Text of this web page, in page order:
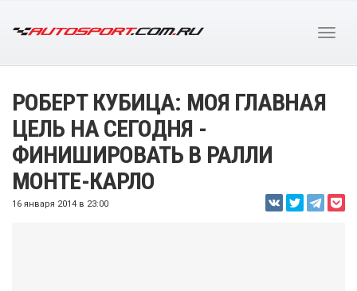
РОБЕРТ КУБИЦА: МОЯ ГЛАВНАЯ
ЦЕЛЬ НА СЕГОДНЯ -
ФИНИШИРОВАТЬ В РАЛЛИ
МОНТЕ-КАРЛО
16 января 2014 в 23:00